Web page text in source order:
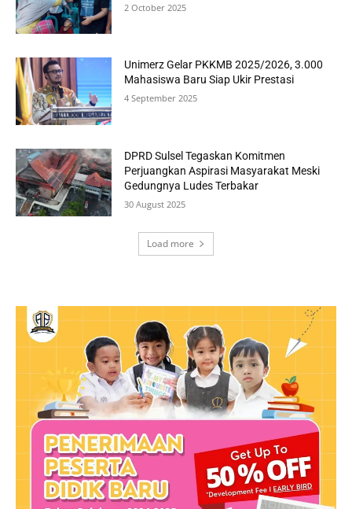
2 October 2025
Unimerz Gelar PKKMB 2025/2026, 3.000
Mahasiswa Baru Siap Ukir Prestasi
4 September 2025
DPRD Sulsel Tegaskan Komitmen
Perjuangkan Aspirasi Masyarakat Meski
Gedungnya Ludes Terbakar
30 August 2025
Load more